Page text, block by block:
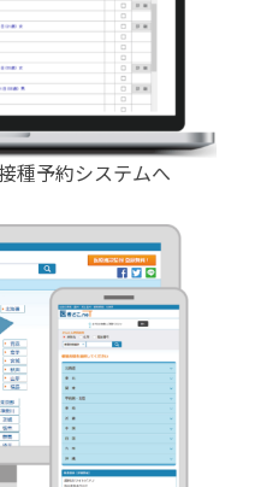
種予約システムへ